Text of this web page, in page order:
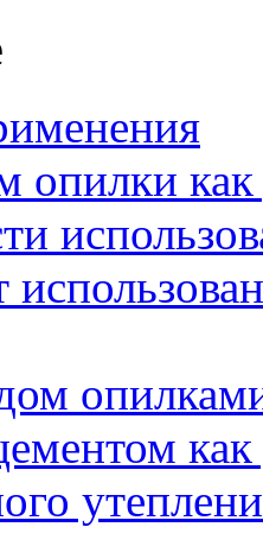
опилки как
как